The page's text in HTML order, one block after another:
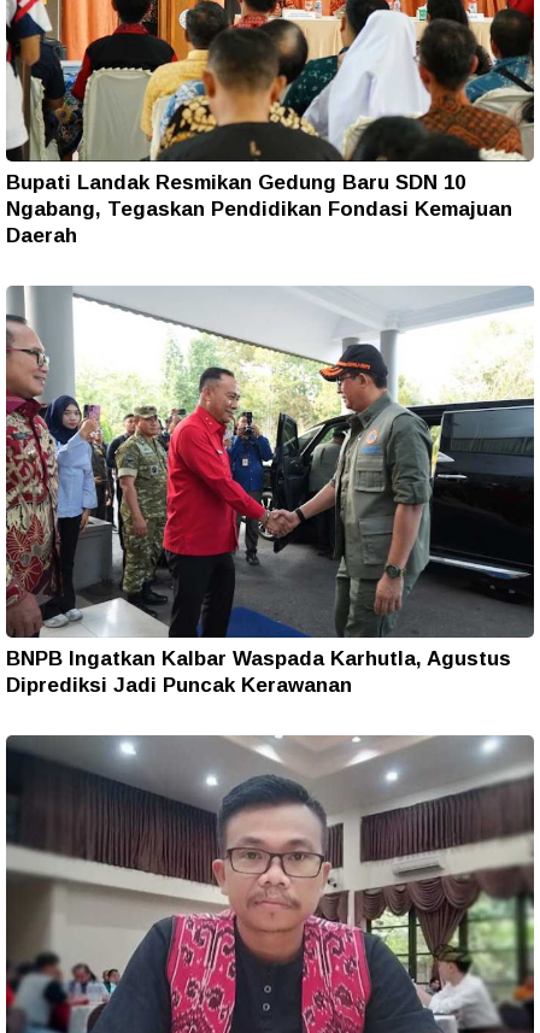
Bupati Landak Resmikan Gedung Baru SDN 10
Ngabang, Tegaskan Pendidikan Fondasi Kemajuan
Daerah
BNPB Ingatkan Kalbar Waspada Karhutla, Agustus
Diprediksi Jadi Puncak Kerawanan